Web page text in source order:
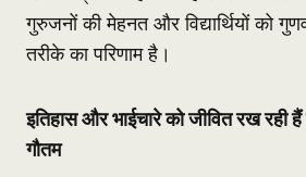
गुरुजनों की मेहनत और विद्यार्थियों को
तरीके का परिणाम है।
इतिहास और भाईचारे को जीवित रख रही हैं
गौतम